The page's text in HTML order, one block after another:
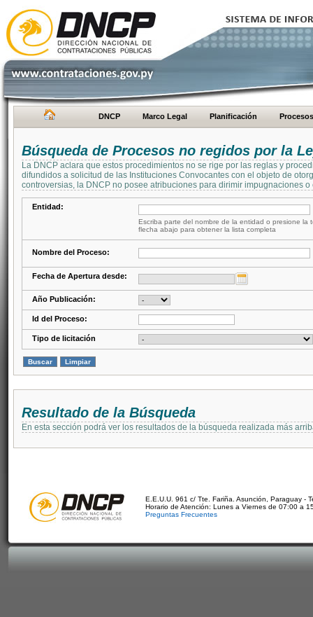
DNCP Marco Legal Planificación Procesos
Búsqueda de Procesos no regidos por la
La DNCP aclara que estos procedimientos no se rige por las reglas y
difundidos a solicitud de las Instituciones Convocantes con el objeto de
controversias, la DNCP no posee atribuciones para dirimir impugnaciones
Entidad:
Escriba parte del nombre de la entidad o presione la
flecha abajo para obtener la lista completa
Nombre del Proceso:
Fecha de Apertura desde:
Año Publicación:
Id del Proceso:
Tipo de licitación
Resultado de la Búsqueda
En esta sección podrá ver los resultados de la búsqueda realizada más
E.E.U.U. 961 c/ Tte. Fariña. Asunción, Paraguay -
Horario de Atención: Lunes a Viernes de 07:00 a
Preguntas Frecuentes